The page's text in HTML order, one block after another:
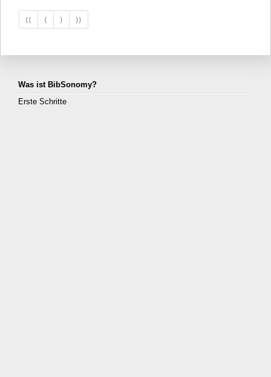
⟨⟨ ⟨ ⟩ ⟩⟩
Was ist BibSonomy?
Erste Schritte